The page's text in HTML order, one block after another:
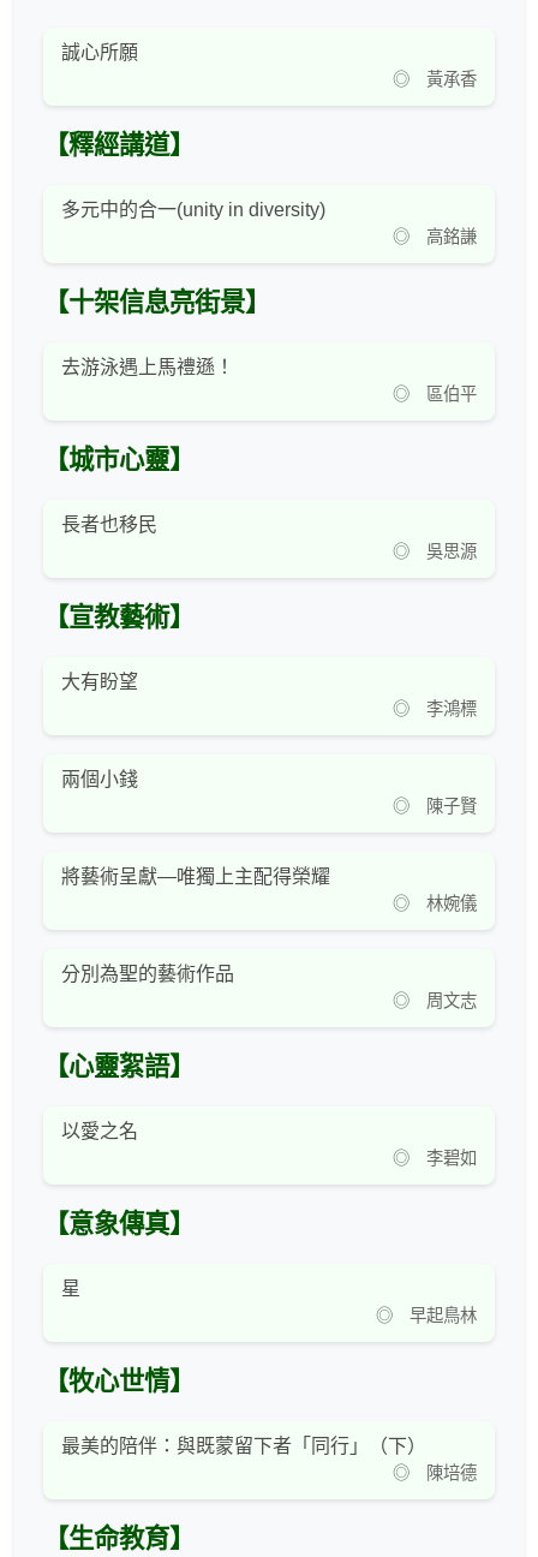
誠心所願
◎ 黃承香
【釋經講道】
多元中的合一(unity in diversity)
◎ 高銘謙
【十架信息亮街景】
去游泳遇上馬禮遜！
◎ 區伯平
【城市心靈】
長者也移民
◎ 吳思源
【宣教藝術】
大有盼望
◎ 李鴻標
兩個小錢
◎ 陳子賢
將藝術呈獻—唯獨上主配得榮耀
◎ 林婉儀
分別為聖的藝術作品
◎ 周文志
【心靈絮語】
以愛之名
◎ 李碧如
【意象傳真】
星
◎ 早起鳥林
【牧心世情】
最美的陪伴：與既蒙留下者「同行」（下）
◎ 陳培德
【生命教育】